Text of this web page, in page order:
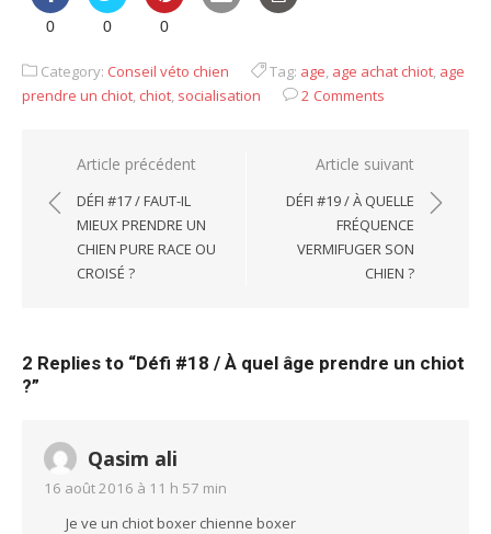
0 0 0
Category: Conseil véto chien Tag: age, age achat chiot, age
prendre un chiot, chiot, socialisation 2 Comments
Navigation
de
l’article
Article précédent
DÉFI #17 / FAUT-IL
MIEUX PRENDRE UN
CHIEN PURE RACE OU
CROISÉ ?
Article suivant
DÉFI #19 / À QUELLE
FRÉQUENCE
VERMIFUGER SON
CHIEN ?
2 Replies to “Défi #18 / À quel âge prendre un chiot
?”
Qasim ali
16 août 2016 à 11 h 57 min
Je ve un chiot boxer chienne boxer